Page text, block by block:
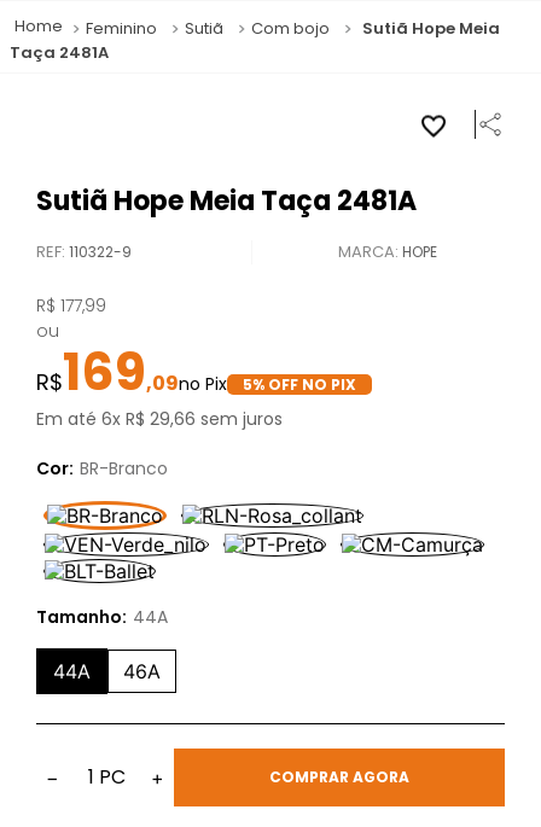
Feminino Sutiã Com bojo
Sutiã Hope Meia
Taça 2481A
Sutiã Hope Meia Taça 2481A
REF:110322-9 HOPE
R$ 177,99
ou
169,09 5% OFF NO PIX
Em até6xR$ 29,66 sem juros
Cor: BR-Branco
Tamanho: 44A
44A 46A
− 1 PC + COMPRAR AGORA